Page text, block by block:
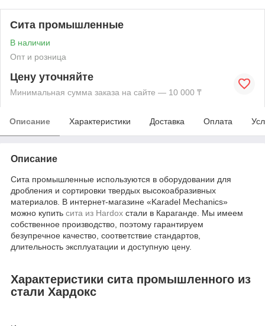
Сита промышленные
В наличии
Опт и розница
Цену уточняйте
Минимальная сумма заказа на сайте — 10 000 ₸
Описание Характеристики Доставка Оплата
Описание
Сита промышленные используются в оборудовании для
дробления и сортировки твердых высокоабразивных
материалов. В интернет-магазине «Karadel Mechanics»
можно купить сита из Hardox стали в Караганде. Мы имеем
собственное производство, поэтому гарантируем
безупречное качество, соответствие стандартов,
длительность эксплуатации и доступную цену.
Характеристики сита промышленного из
стали Хардокс